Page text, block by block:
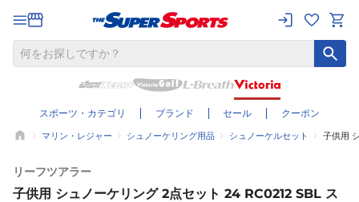
スポーツ・カテゴリ ブランド セール クーポン
マリン・レジャー シュノーケリング用品 シュノーケルセット 子供用
リーフツアラー
子供用 シュノーケリング 2点セット 24 RC0212 SBL ス